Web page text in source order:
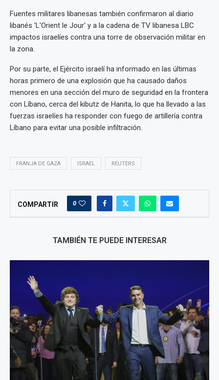
Fuentes militares libanesas también confirmaron al diario
libanés 'L'Orient le Jour' y a la cadena de TV libanesa LBC
impactos israelíes contra una torre de observación militar en
la zona.
Por su parte, el Ejército israelí ha informado en las últimas
horas primero de una explosión que ha causado daños
menores en una sección del muro de seguridad en la frontera
con Líbano, cerca del kibutz de Hanita, lo que ha llevado a las
fuerzas israelíes ha responder con fuego de artillería contra
Líbano para evitar una posible infiltración.
FRANJA DE GAZA ISRAEL REUTERS
COMPARTIR 0
TAMBIÉN TE PUEDE INTERESAR